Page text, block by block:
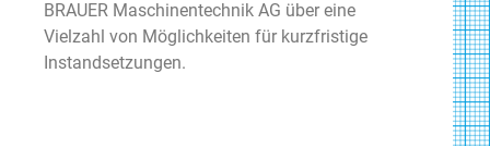
BRAUER Maschinentechnik AG über eine
Vielzahl von Möglichkeiten für kurzfristige
Instandsetzungen.